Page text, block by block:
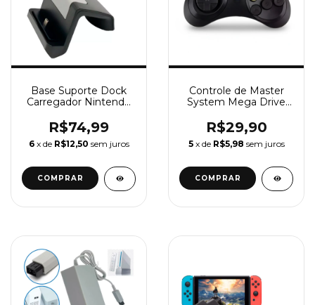
Base Suporte Dock
Carregador Nintendo
R$74,99
6 x de R$12,50 sem juros
Controle de Master
System Mega Drive
R$29,90
5 x de R$5,98 sem juros